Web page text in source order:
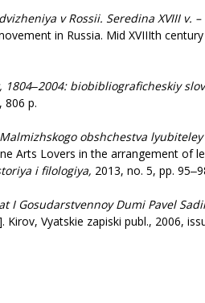
v Rossii. Seredina XVIII v.
in Russia. Mid XVIIIth
biobibliograficheskiy
806 p.
obshchestva
Arts Lovers in the arrangement of
i filologiya, 2013, no. 5, pp.
I Gosudarstvennoy Dumi Pavel
Kirov, Vyatskie zapiski publ., 2006,